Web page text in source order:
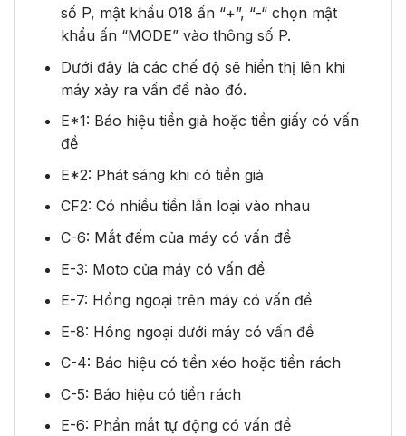
số P, mật khẩu 018 ấn “+”, “-“ chọn mật
khẩu ấn “MODE” vào thông số P.
Dưới đây là các chế độ sẽ hiển thị lên khi
máy xảy ra vấn đề nào đó.
E*1: Báo hiệu tiền giả hoặc tiền giấy có vấn
đề
E*2: Phát sáng khi có tiền giả
CF2: Có nhiều tiền lẫn loại vào nhau
C-6: Mắt đếm của máy có vấn đề
E-3: Moto của máy có vấn đề
E-7: Hồng ngoại trên máy có vấn đề
E-8: Hồng ngoại dưới máy có vấn đề
C-4: Báo hiệu có tiền xéo hoặc tiền rách
C-5: Báo hiệu có tiền rách
E-6: Phần mắt tự động có vấn đề